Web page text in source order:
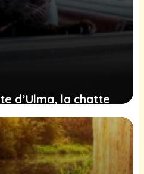
d’Ulma, la chatte
du moteur d’une